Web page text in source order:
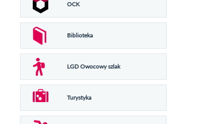
OCK
Biblioteka
LGD Owocowy szlak
Turystyka